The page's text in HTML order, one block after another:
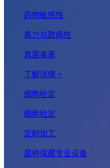
药物敏感性
毒力与致病性
真菌毒素
了解详情 +
细胞检定
细胞检定
定制加工
菌种保藏专业设备